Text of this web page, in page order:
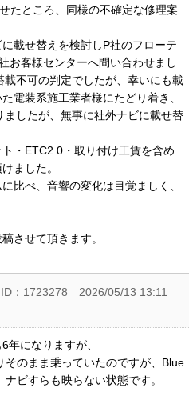
たところ、同様の不確定な修理案
載せ替えを検討しP社のフローテ
お客様センターへ問い合わせまし
載不可の判定でしたが、幸いにも載
電装系施工業者様にたどり着き、
ましたが、無事に社外ナビに載せ替
・ETC2.0・取り付け工賃を含め
ました。
比べ、音響の変化は目覚ましく、
させて頂きます。
：1723278 2026/05/13 13:11
年になりますが、
そのまま乗っていたのですが、Blue
ビすらも映らない状態です。